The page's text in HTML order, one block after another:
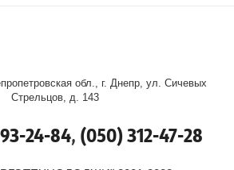
обл., г. Днепр, ул. Сичевых
Стрельцов, д. 143
24-84, (050) 312-47-28